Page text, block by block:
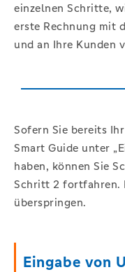
einzelnen Schritte,
erste Rechnung mit
und an Ihre Kunden
Sofern Sie bereits
Smart Guide unter
haben, können Sie
Schritt 2 fortfahren.
überspringen.
Eingabe von